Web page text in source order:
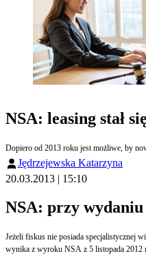
NSA: leasing stał
Dopiero od 2013 roku jest możliwe, by
Jędrzejewska Katarzyna
20.03.2013 | 15:10
NSA: przy
Jeżeli fiskus nie posiada specjalistycznej wiedzy, która jest konieczna dla prawidłowego rozstrzygnięcia sprawy, to jego obowiązkiem jest dokładne wyjaśnienie
wynika z wyroku NSA z 5 listopada 2012